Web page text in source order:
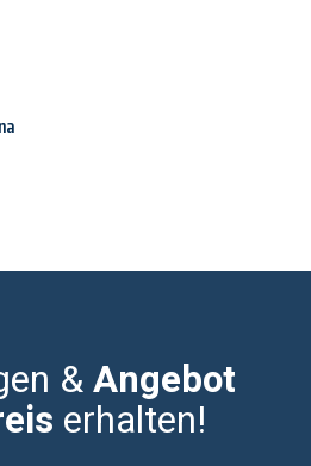
&Angebot
erhalten!